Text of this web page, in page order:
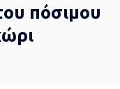
πόσιμου